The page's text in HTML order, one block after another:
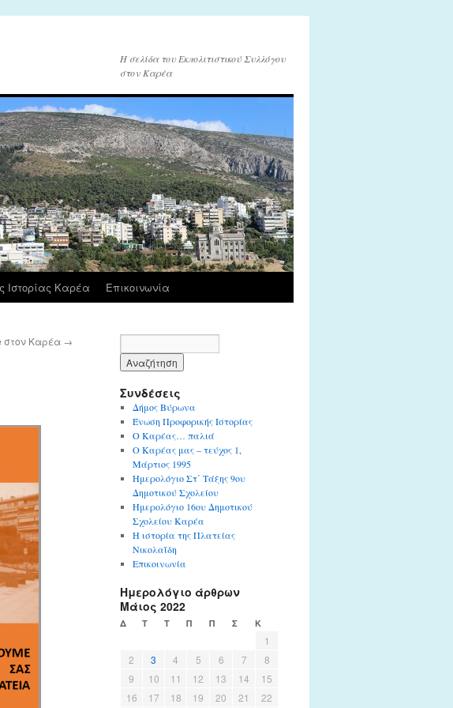
Η σελίδα του Εκπολιτιστικού Συλλόγου
στον Καρέα
Ιστορίας Καρέα Επικοινωνία
στον Καρέα →
Συνδέσεις
Δήμος Βύρωνα
Ένωση Προφορικής Ιστορίας
Ο Καρέας… παλιά
Ο Καρέας μας – τεύχος 1,
Μάρτιος 1995
Ημερολόγιο Στ΄ Τάξης 9ου
Δημοτικού Σχολείου
Ημερολόγιο 16ου Δημοτικού
Σχολείου Καρέα
Η ιστορία της Πλατείας
Νικολαΐδη
Επικοινωνία
Ημερολόγιο άρθρων
Μάιος 2022
Δ Τ Τ Π Π Σ Κ
1
2
3 4 5 6 7
8
9
10 11 12 13 14
15
16
17 18 19 20 21 22